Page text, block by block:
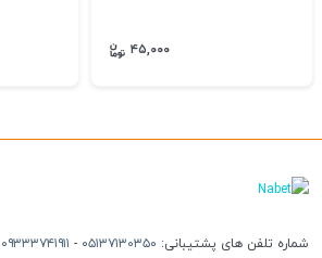
۴۵,۰۰۰
شماره تلفن های پشتیبانی: ۰۵۱۳۷۱۳۰۳۵۰ - ۰۹۳۳۳۷۴۱۹۱۱